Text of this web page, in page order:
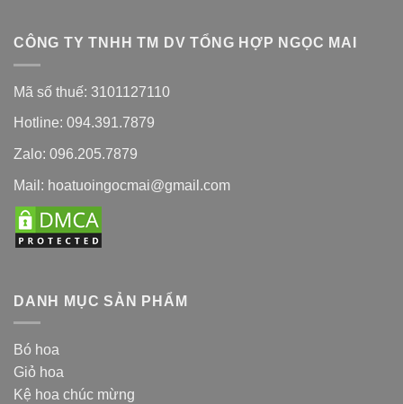
CÔNG TY TNHH TM DV TỔNG HỢP NGỌC MAI
Mã số thuế: 3101127110
Hotline: 094.391.7879
Zalo: 096.205.7879
Mail: hoatuoingocmai@gmail.com
DANH MỤC SẢN PHẨM
Bó hoa
Giỏ hoa
Kệ hoa chúc mừng